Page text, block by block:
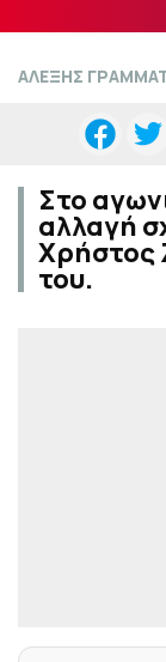
ΑΛΕΞΗΣ
Στο
αλλαγή
Χρήστος
του.